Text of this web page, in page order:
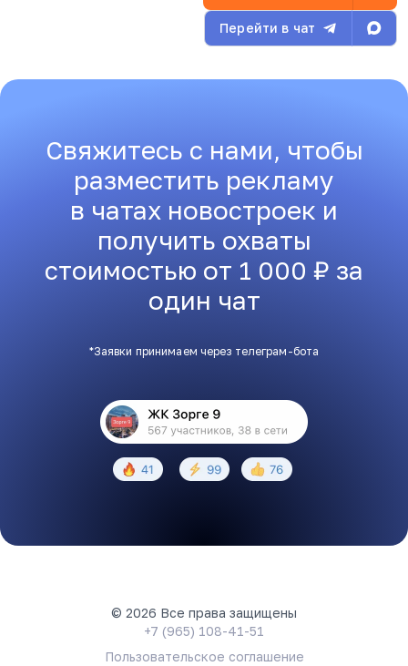
Перейти в чат
Свяжитесь с нами, чтобы
разместить рекламу
в чатах новостроек и
получить охваты
стоимостью от 1 000 ₽ за
один чат
*Заявки принимаем через телеграм-бота
© 2026 Все права защищены
+7 (965) 108-41-51
Пользовательское соглашение